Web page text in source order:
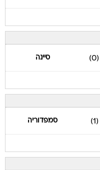
(0) סיינה
(1) סמפדוריה